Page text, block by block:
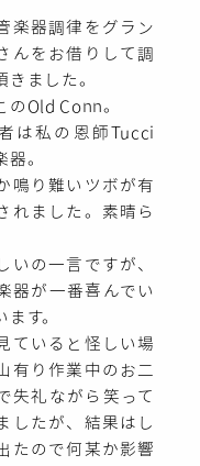
楽器調律をグラン
んをお借りして調
きました。
のOld Conn。
は私の恩師Tucci
器。
鳴り難いツボが有
れました。素晴ら
いの一言ですが、
器が一番喜んでい
ます。
ていると怪しい場
有り作業中のお二
失礼ながら笑って
したが、結果はし
たので何某か影響